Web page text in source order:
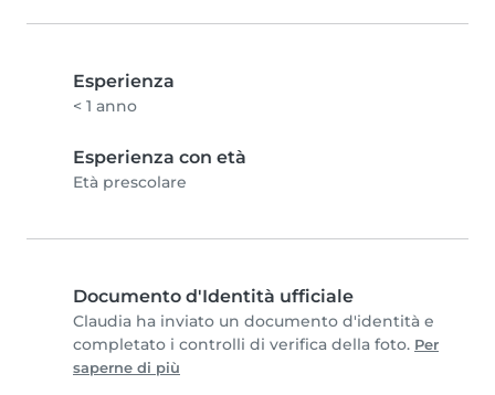
Esperienza
< 1 anno
Esperienza con età
Età prescolare
Documento d'Identità ufficiale
Claudia ha inviato un documento d'identità e
completato i controlli di verifica della foto. Per
saperne di più